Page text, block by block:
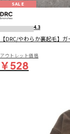
SALE
4.3
【DRC/やわらか裏起毛】
アウトレット価格
￥528